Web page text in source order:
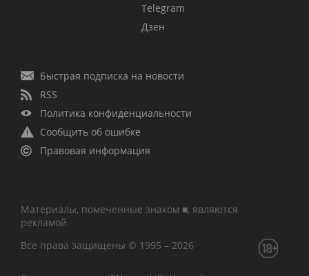
Telegram
Дзен
Быстрая подписка на новости
RSS
Политика конфиденциальности
Сообщить об ошибке
Правовая информация
Материалы, помеченные знаком ■, являются
рекламой
Все права защищены © 1995 – 2026